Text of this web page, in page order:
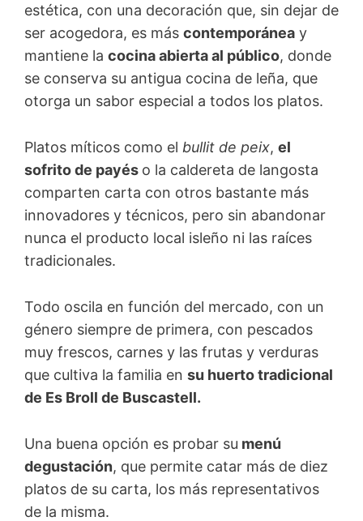
estética, con una decoración que, sin dejar de
ser acogedora, es más contemporánea y
mantiene la cocina abierta al público, donde
se conserva su antigua cocina de leña, que
otorga un sabor especial a todos los platos.
Platos míticos como el bullit de peix, el
sofrito de payés o la caldereta de langosta
comparten carta con otros bastante más
innovadores y técnicos, pero sin abandonar
nunca el producto local isleño ni las raíces
tradicionales.
Todo oscila en función del mercado, con un
género siempre de primera, con pescados
muy frescos, carnes y las frutas y verduras
que cultiva la familia en su huerto tradicional
de Es Broll de Buscastell.
Una buena opción es probar su menú
degustación, que permite catar más de diez
platos de su carta, los más representativos
de la misma.